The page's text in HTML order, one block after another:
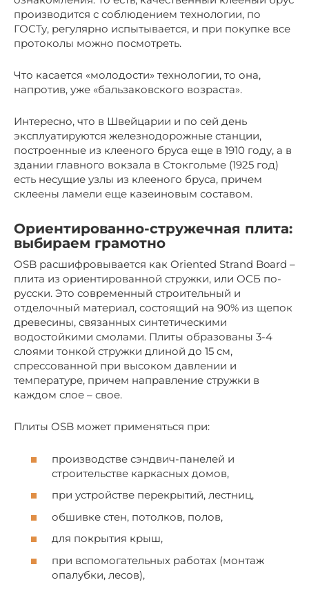
производится с соблюдением технологии, по
ГОСТу, регулярно испытывается, и при покупке все
протоколы можно посмотреть.
Что касается «молодости» технологии, то она,
напротив, уже «бальзаковского возраста».
Интересно, что в Швейцарии и по сей день
эксплуатируются железнодорожные станции,
построенные из клееного бруса еще в 1910 году, а в
здании главного вокзала в Стокгольме (1925 год)
есть несущие узлы из клееного бруса, причем
склеены ламели еще казеиновым составом.
Ориентированно-стружечная плита:
выбираем грамотно
OSB расшифровывается как Oriented Strand Board –
плита из ориентированной стружки, или ОСБ по-
русски. Это современный строительный и
отделочный материал, состоящий на 90% из щепок
древесины, связанных синтетическими
водостойкими смолами. Плиты образованы 3-4
слоями тонкой стружки длиной до 15 см,
спрессованной при высоком давлении и
температуре, причем направление стружки в
каждом слое – свое.
Плиты OSB может применяться при:
производстве сэндвич-панелей и
строительстве каркасных домов,
при устройстве перекрытий, лестниц,
обшивке стен, потолков, полов,
для покрытия крыш,
при вспомогательных работах (монтаж
опалубки, лесов),